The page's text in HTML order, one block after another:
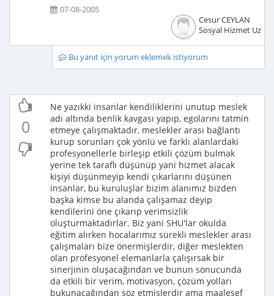
07-08-2005
Cesur CEYLAN
Sosyal Hizmet
Bu yanıt için yorum eklemek istiyorum
0
Ne yazıkki insanlar kendiliklerini unutup meslek
adı altında benlik kavgası yapıp, egolarını tatmin
etmeye çalışmaktadır, meslekler arası bağlantı
kurup sorunları çok yönlü ve farklı alanlardaki
profesyonellerle birleşip etkili çözüm bulmak
yerine tek taraflı düşünüp yani hizmet alacak
kişiyi düşünmeyip kendi çıkarlarını düşünen
insanlar, bu kuruluşlar bizim alanımız bizden
başka kimse bu alanda çalışamaz deyip
kendilerini öne çıkarıp verimsizlik
oluşturmaktadırlar. Biz yani SHU'lar okulda
eğitim alırken hocalarımız sürekli meslekler arası
çalışmaları bize önermişlerdir, diğer meslekten
olan profesyonel elemanlarla çalışırsak bir
sinerjinin oluşacağından ve bunun sonucunda
da etkili bir verim, motivasyon, çözüm yolları
bukunacağından söz etmişlerdir ama maalesef